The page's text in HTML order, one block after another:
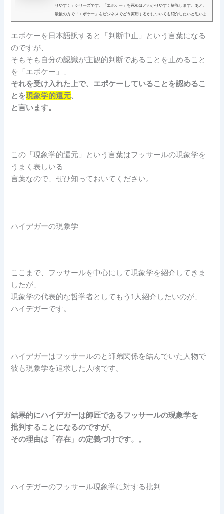
りやすく」シリーズです。「エポケー」を死ぬほどわかりやすく解説します。あと、
最後の方で「エポケー」をビジネスでどう実用するかについても紹介したいと思いま
す！！それでは、さっ...
エポケーを日本語訳すると「判断中止」という言葉になる
のですが、
そもそも自分の認識が主観的判断であることを止めること
を「エポケー」、
それを受け入れた上で、エポケーしていることを認めるこ
とを現象学的還元、
と言います。
この「現象学的還元」という言葉はフッサールの現象学を
うまく表しいる
言葉なので、ぜひ知っておいてください。
ハイデガーの現象学
ここまで、フッサールを中心にして現象学を紹介してきま
したが、
現象学の代表的な哲学者としてもう1人紹介したいのが、
ハイデガーです。
ハイデガーはフッサールのと師弟関係を結んでいた人物で
彼も現象学を追求した人物です。
結果的にハイデガーは師匠であるフッサールの現象学を
批判することになるのですが、
その理由は「存在」の定義づけです。。
ハイデガーのフッサール現象学に対する批判